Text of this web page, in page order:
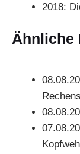
2018:
Ähnliche